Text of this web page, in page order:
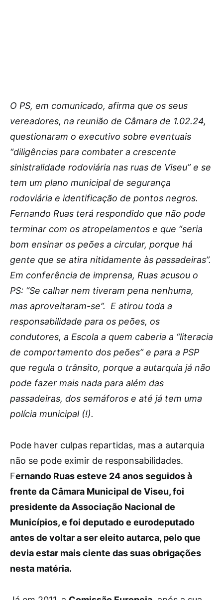
O PS, em comunicado, afirma que os seus
vereadores, na reunião de Câmara de 1.02.24,
questionaram o executivo sobre eventuais
“diligências para combater a crescente
sinistralidade rodoviária nas ruas de Viseu” e se
tem um plano municipal de segurança
rodoviária e identificação de pontos negros.
Fernando Ruas terá respondido que não pode
terminar com os atropelamentos e que “seria
bom ensinar os peões a circular, porque há
gente que se atira nitidamente às passadeiras”.
Em conferência de imprensa, Ruas acusou o
PS: “Se calhar nem tiveram pena nenhuma,
mas aproveitaram-se”. E atirou toda a
responsabilidade para os peões, os
condutores, a Escola a quem caberia a “literacia
de comportamento dos peões” e para a PSP
que regula o trânsito, porque a autarquia já não
pode fazer mais nada para além das
passadeiras, dos semáforos e até já tem uma
polícia municipal (!).
Pode haver culpas repartidas, mas a autarquia
não se pode eximir de responsabilidades.
Fernando Ruas esteve 24 anos seguidos à
frente da Câmara Municipal de Viseu, foi
presidente da Associação Nacional de
Municípios, e foi deputado e eurodeputado
antes de voltar a ser eleito autarca, pelo que
devia estar mais ciente das suas obrigações
nesta matéria.